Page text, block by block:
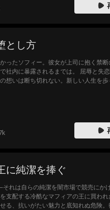
とし方
ったソフィー。彼女が上司に抱く禁断
社内に暴露されるまでは。 屈辱と失
想いは断ち切れない。新しい人生を
に純潔を捧ぐ
れは自らの純潔を闇市場で競売にか
支配する冷酷なマフィアの王に買わ
る、抗いがたい魅力と底知れぬ危険